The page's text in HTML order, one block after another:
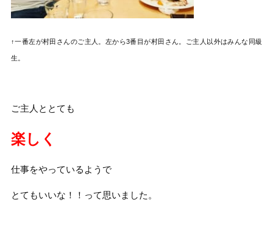
↑一番左が村田さんのご主人。左から3番目が村田さん。ご主人以外はみんな同級
生。
ご主人ととても
楽しく
仕事をやっているようで
とてもいいな！！って思いました。